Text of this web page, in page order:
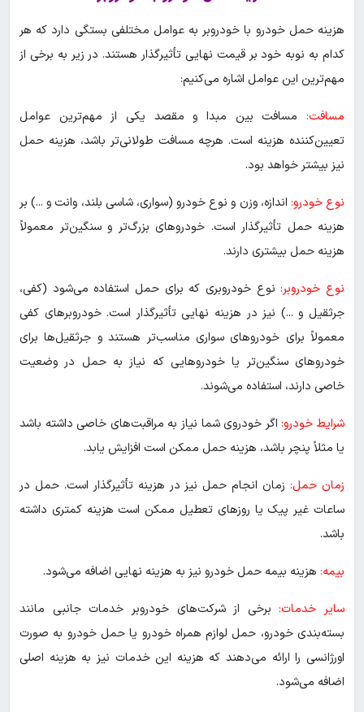
هزینه حمل خودرو با خودروبر به عوامل مختلفی بستگی دارد که هر
کدام به نوبه خود بر قیمت نهایی تأثیرگذار هستند. در زیر به برخی از
مهم‌ترین این عوامل اشاره می‌کنیم:
مسافت: مسافت بین مبدا و مقصد یکی از مهم‌ترین عوامل
تعیین‌کننده هزینه است. هرچه مسافت طولانی‌تر باشد، هزینه حمل
نیز بیشتر خواهد بود.
نوع خودرو: اندازه، وزن و نوع خودرو (سواری، شاسی بلند، وانت و ...) بر
هزینه حمل تأثیرگذار است. خودروهای بزرگ‌تر و سنگین‌تر معمولاً
هزینه حمل بیشتری دارند.
نوع خودروبر: نوع خودروبری که برای حمل استفاده می‌شود (کفی،
جرثقیل و ...) نیز در هزینه نهایی تأثیرگذار است. خودروبرهای کفی
معمولاً برای خودروهای سواری مناسب‌تر هستند و جرثقیل‌ها برای
خودروهای سنگین‌تر یا خودروهایی که نیاز به حمل در وضعیت
خاصی دارند، استفاده می‌شوند.
شرایط خودرو: اگر خودروی شما نیاز به مراقبت‌های خاصی داشته باشد
یا مثلاً پنچر باشد، هزینه حمل ممکن است افزایش یابد.
زمان حمل: زمان انجام حمل نیز در هزینه تأثیرگذار است. حمل در
ساعات غیر پیک یا روزهای تعطیل ممکن است هزینه کمتری داشته
باشد.
بیمه: هزینه بیمه حمل خودرو نیز به هزینه نهایی اضافه می‌شود.
سایر خدمات: برخی از شرکت‌های خودروبر خدمات جانبی مانند
بسته‌بندی خودرو، حمل لوازم همراه خودرو یا حمل خودرو به صورت
اورژانسی را ارائه می‌دهند که هزینه این خدمات نیز به هزینه اصلی
اضافه می‌شود.